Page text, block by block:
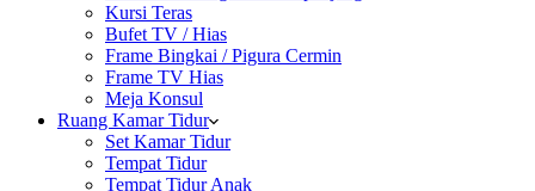
Kursi Teras
Bufet TV / Hias
Frame Bingkai / Pigura Cermin
Frame TV Hias
Meja Konsul
Ruang Kamar Tidur
Set Kamar Tidur
Tempat Tidur
Tempat Tidur Anak